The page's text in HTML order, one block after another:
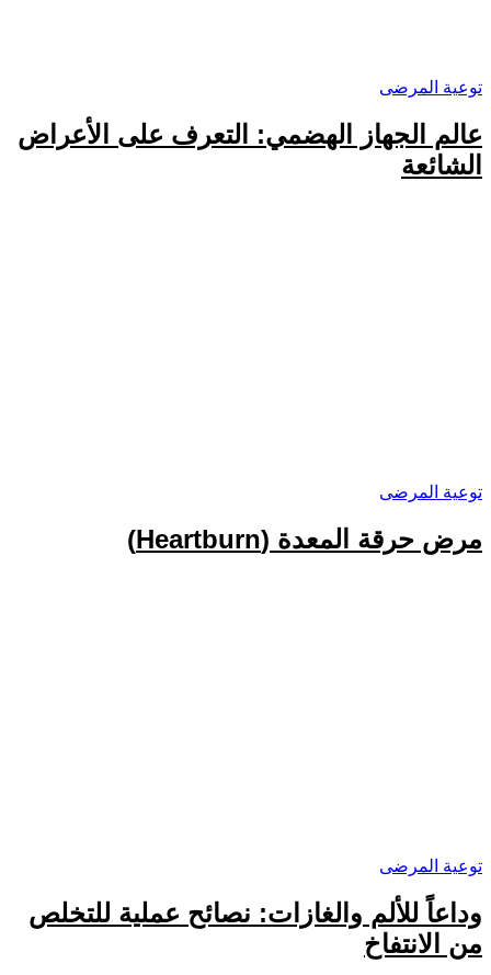
توعية المرضى
عالم الجهاز الهضمي: التعرف على الأعراض
الشائعة
توعية المرضى
مرض حرقة المعدة (Heartburn)
توعية المرضى
وداعاً للألم والغازات: نصائح عملية للتخلص
من الانتفاخ